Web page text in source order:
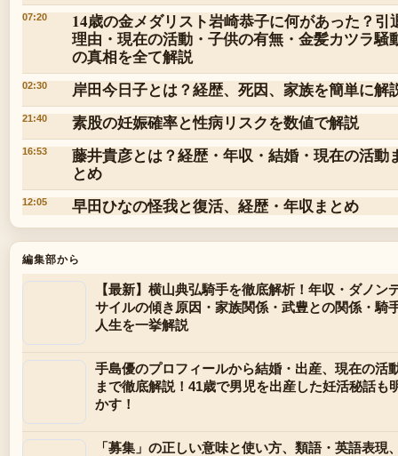
07:20
14歳の金メダリスト岩崎恭子に何があった？引
理由・現在の活動・子供の有無・金髪カツラ騒
の真相を全て解説
02:30 岸田今日子とは？経歴、死因、家族を簡単に解
21:40 素股の妊娠確率と性病リスクを数値で解説
16:53
藤井貴彦とは？経歴・年収・結婚・現在の活動
とめ
12:05 早田ひなの怪我と復活、経歴・年収まとめ
編集部から
【最新】横山典弘騎手を徹底解析！年収・ダノン
サイルの傾き原因・家族関係・武豊との関係・騎
人生を一挙解説
手島優のプロフィールから結婚・出産、現在の活
まで徹底解説！41歳で男児を出産した妊活秘話も
かす！
「募集」の正しい意味と使い方、類語・英語表現